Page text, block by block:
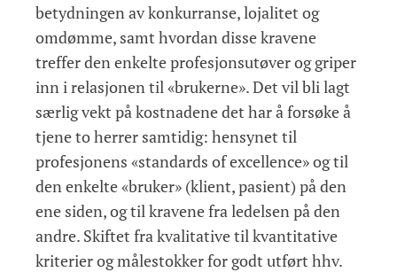
betydningen av konkurranse, lojalitet og
omdømme, samt hvordan disse kravene
treffer den enkelte profesjonsutøver og griper
inn i relasjonen til «brukerne». Det vil bli lagt
særlig vekt på kostnadene det har å forsøke å
tjene to herrer samtidig: hensynet til
profesjonens «standards of excellence» og til
den enkelte «bruker» (klient, pasient) på den
ene siden, og til kravene fra ledelsen på den
andre. Skiftet fra kvalitative til kvantitative
kriterier og målestokker for godt utført hhv.